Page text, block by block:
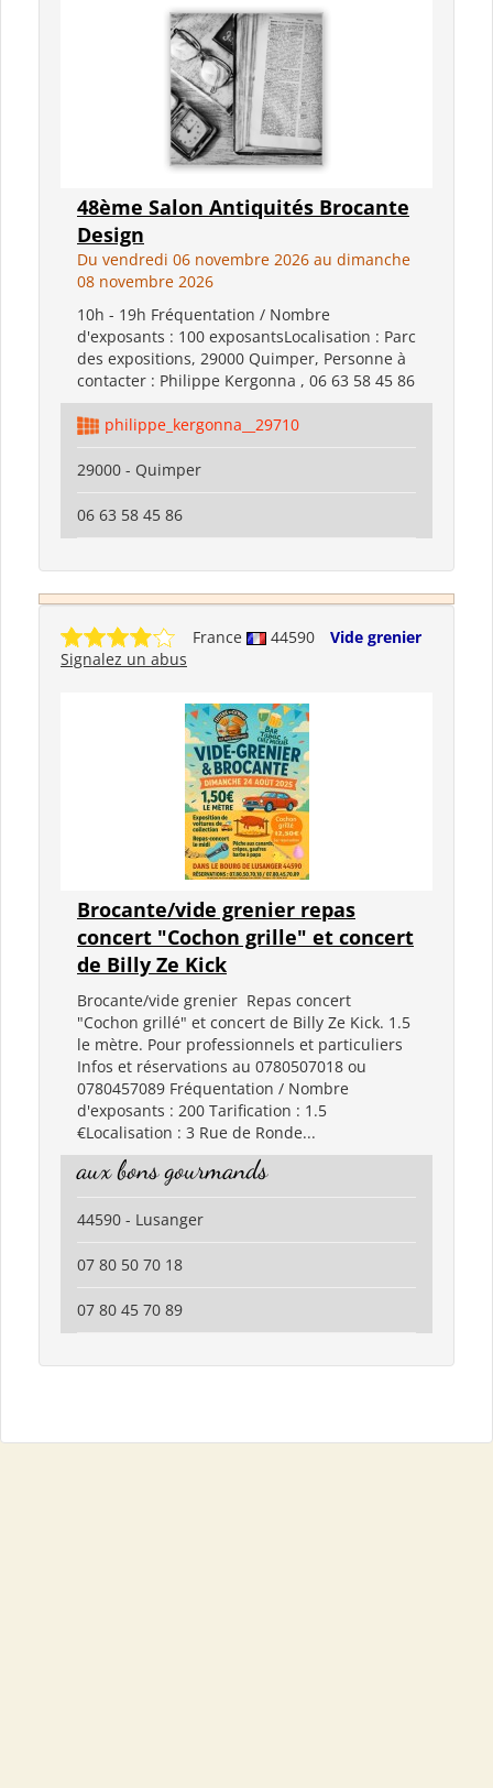
48ème Salon Antiquités Brocante
Design
Du vendredi 06 novembre 2026 au dimanche
08 novembre 2026
10h - 19h Fréquentation / Nombre
d'exposants : 100 exposantsLocalisation : Parc
des expositions, 29000 Quimper, Personne à
contacter : Philippe Kergonna , 06 63 58 45 86
philippe_kergonna__29710
29000 - Quimper
06 63 58 45 86
France 44590
Vide grenier
Signalez un abus
Brocante/vide grenier repas
concert "Cochon grille" et concert
de Billy Ze Kick
Brocante/vide grenier Repas concert
"Cochon grillé" et concert de Billy Ze Kick. 1.5
le mètre. Pour professionnels et particuliers
Infos et réservations au 0780507018 ou
0780457089 Fréquentation / Nombre
d'exposants : 200 Tarification : 1.5
€Localisation : 3 Rue de Ronde...
aux bons gourmands
44590 - Lusanger
07 80 50 70 18
07 80 45 70 89